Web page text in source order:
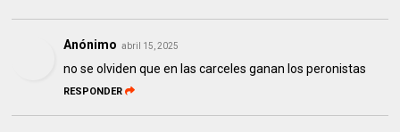
Anónimo abril 15, 2025
no se olviden que en las carceles ganan los peronistas
RESPONDER